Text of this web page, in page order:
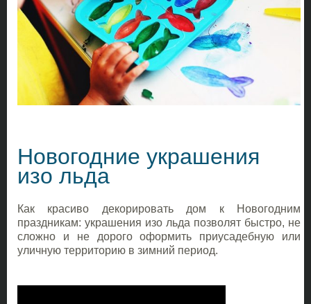
Новогодние украшения
изо льда
Как красиво декорировать дом к Новогодним
праздникам: украшения изо льда позволят быстро, не
сложно и не дорого оформить приусадебную или
уличную территорию в зимний период.